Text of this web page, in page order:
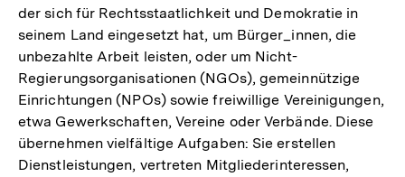
der sich für Rechtsstaatlichkeit und Demokratie in
seinem Land eingesetzt hat, um Bürger_innen, die
unbezahlte Arbeit leisten, oder um Nicht-
Regierungsorganisationen (NGOs), gemeinnützige
Einrichtungen (NPOs) sowie freiwillige Vereinigungen,
etwa Gewerkschaften, Vereine oder Verbände. Diese
übernehmen vielfältige Aufgaben: Sie erstellen
Dienstleistungen, vertreten Mitgliederinteressen,